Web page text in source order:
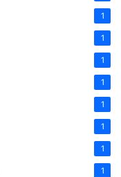
1
1
1
1
1
1
1
1